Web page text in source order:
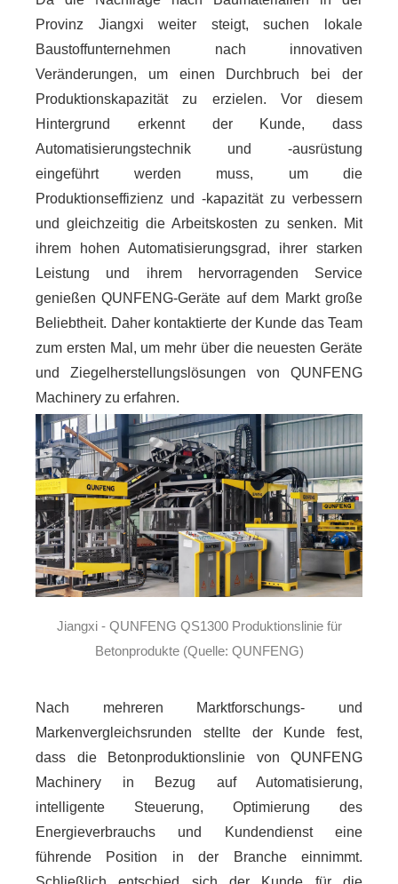
Provinz Jiangxi weiter steigt, suchen lokale
Baustoffunternehmen nach innovativen
Veränderungen, um einen Durchbruch bei der
Produktionskapazität zu erzielen. Vor diesem
Hintergrund erkennt der Kunde, dass
Automatisierungstechnik und -ausrüstung
eingeführt werden muss, um die
Produktionseffizienz und -kapazität zu verbessern
und gleichzeitig die Arbeitskosten zu senken. Mit
ihrem hohen Automatisierungsgrad, ihrer starken
Leistung und ihrem hervorragenden Service
genießen QUNFENG-Geräte auf dem Markt große
Beliebtheit. Daher kontaktierte der Kunde das Team
zum ersten Mal, um mehr über die neuesten Geräte
und Ziegelherstellungslösungen von QUNFENG
Machinery zu erfahren.
Jiangxi - QUNFENG QS1300 Produktionslinie für
Betonprodukte (Quelle: QUNFENG)
Nach mehreren Marktforschungs- und
Markenvergleichsrunden stellte der Kunde fest,
dass die Betonproduktionslinie von QUNFENG
Machinery in Bezug auf Automatisierung,
intelligente Steuerung, Optimierung des
Energieverbrauchs und Kundendienst eine
führende Position in der Branche einnimmt.